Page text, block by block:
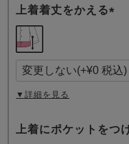
上着着丈をかえる
須
)
▼詳細を見る
上着にポケットをつ